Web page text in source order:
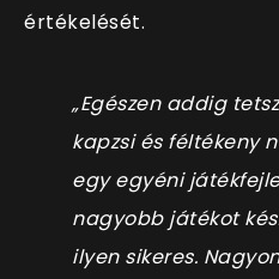
értékelését.
„Egészen addig
kapzsi és féltékeny
egy egyéni
nagyobb játékot
ilyen sikeres.